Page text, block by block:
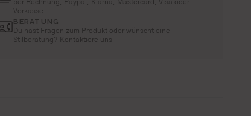
per Rechnung, Paypal, Klarna, Mastercard, Visa oder
Vorkasse
BERATUNG
Du hast Fragen zum Produkt oder wünscht eine
Stilberatung? Kontaktiere uns